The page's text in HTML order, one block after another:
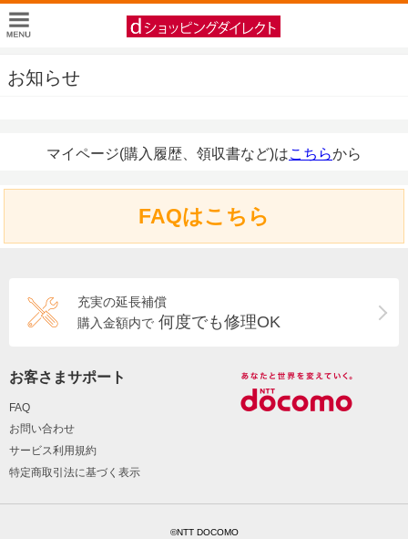
お知らせ
マイページ(購入履歴、領収書など)はこちらから
FAQはこちら
充実の延長補償
購入金額内で 何度でも修理OK
お客さまサポート
FAQ
お問い合わせ
サービス利用規約
特定商取引法に基づく表示
©NTT DOCOMO